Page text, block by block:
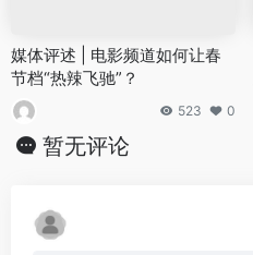
媒体评述 | 电影频道如何让春
节档“热辣飞驰”？
523 0
暂无评论